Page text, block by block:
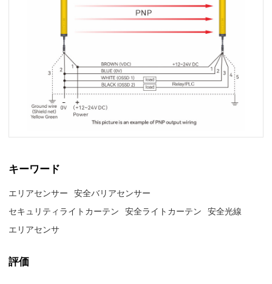
キーワード
エリアセンサー
安全バリアセンサー
セキュリティライトカーテン
安全ライトカーテン
安全光線
エリアセンサ
評価